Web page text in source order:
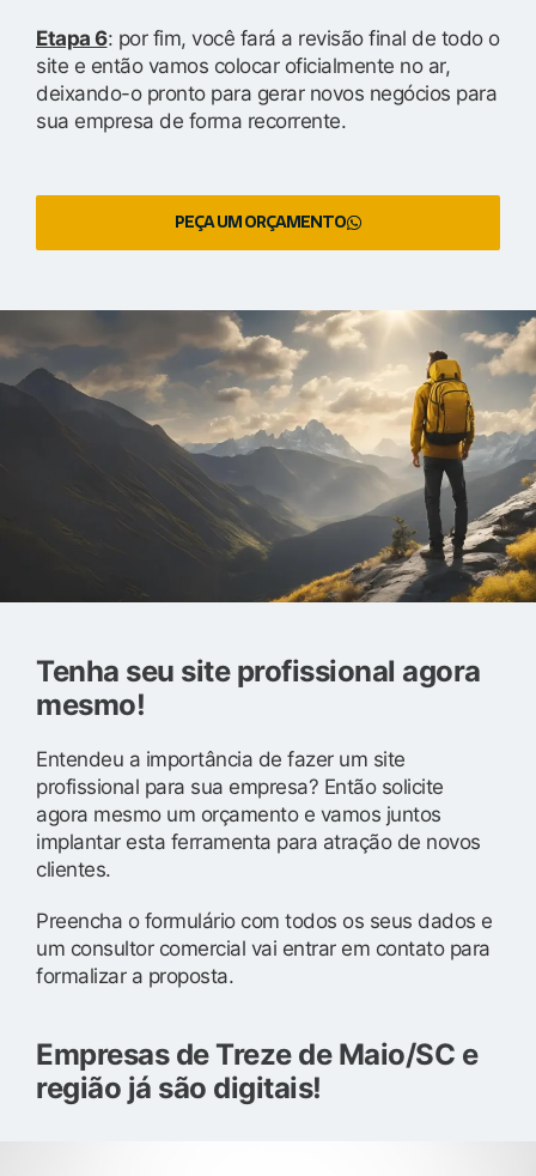
Etapa 6: por fim, você fará a revisão final de todo o
site e então vamos colocar oficialmente no ar,
deixando-o pronto para gerar novos negócios para
sua empresa de forma recorrente.
PEÇA UM ORÇAMENTO
Tenha seu site profissional agora
mesmo!
Entendeu a importância de fazer um site
profissional para sua empresa? Então solicite
agora mesmo um orçamento e vamos juntos
implantar esta ferramenta para atração de novos
clientes.
Preencha o formulário com todos os seus dados e
um consultor comercial vai entrar em contato para
formalizar a proposta.
Empresas de Treze de Maio/SC e
região já são digitais!